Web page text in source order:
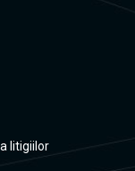
litigiilor